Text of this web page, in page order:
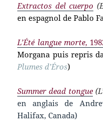
Extractos del cuerpo (
en espagnol de Pablo
L’Été langue morte,
Morgana puis repris
Plumes d’Éros)
Summer dead tongue
en anglais de
Halifax, Canada)